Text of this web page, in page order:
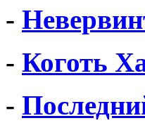
-
- Коготь
-